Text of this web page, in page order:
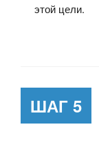
этой цели.
ШАГ 5